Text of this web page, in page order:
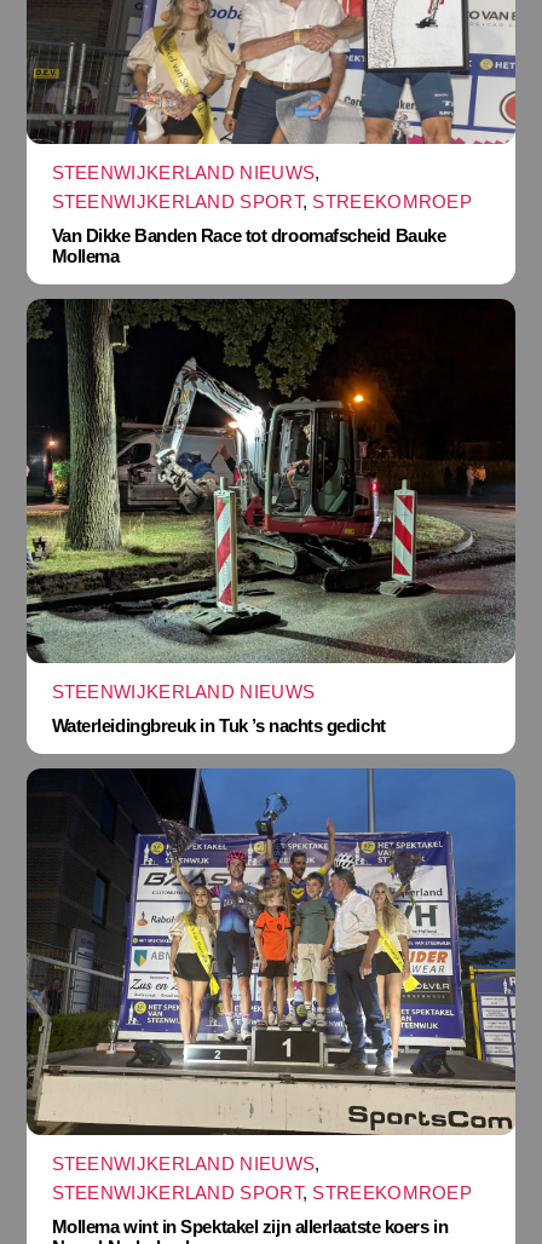
STEENWIJKERLAND NIEUWS,
STEENWIJKERLAND SPORT, STREEKOMROEP
Van Dikke Banden Race tot droomafscheid Bauke
Mollema
STEENWIJKERLAND NIEUWS
Waterleidingbreuk in Tuk ’s nachts gedicht
STEENWIJKERLAND NIEUWS,
STEENWIJKERLAND SPORT, STREEKOMROEP
Mollema wint in Spektakel zijn allerlaatste koers in